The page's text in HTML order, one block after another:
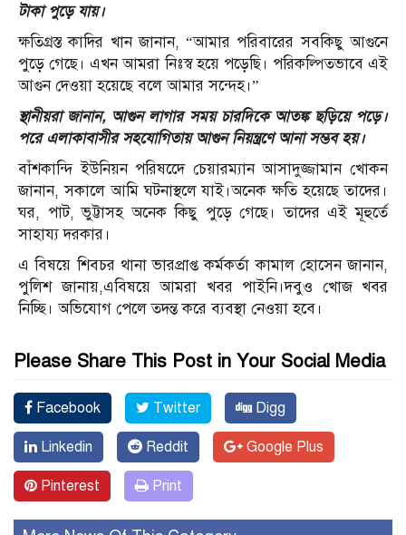
টাকা পুড়ে যায়।
ক্ষতিগ্রস্ত কাদির খান জানান, “আমার পরিবারের সবকিছু আগুনে
পুড়ে গেছে। এখন আমরা নিঃস্ব হয়ে পড়েছি। পরিকল্পিতভাবে এই
আগুন দেওয়া হয়েছে বলে আমার সন্দেহ।”
স্থানীয়রা জানান, আগুন লাগার সময় চারদিকে আতঙ্ক ছড়িয়ে পড়ে।
পরে এলাকাবাসীর সহযোগিতায় আগুন নিয়ন্ত্রণে আনা সম্ভব হয়।
বাঁশকান্দি ইউনিয়ন পরিষদেে চেয়ারম্যান আসাদুজ্জামান খোকন
জানান, সকালে আমি ঘটনাস্থলে যাই।অনেক ক্ষতি হয়েছে তাদের।
ঘর, পাট, ভুট্টাসহ অনেক কিছু পুড়ে গেছে। তাদের এই মূহুর্তে
সাহায্য দরকার।
এ বিষয়ে শিবচর থানা ভারপ্রাপ্ত কর্মকর্তা কামাল হোসেন জানান,
পুলিশ জানায়,এবিষয়ে আমরা খবর পাইনি।দবুও খোজ খবর
নিচ্ছি। অভিযোগ পেলে তদন্ত করে ব্যবস্থা নেওয়া হবে।
Please Share This Post in Your Social Media
Facebook Twitter Digg
Linkedin Reddit Google Plus
Pinterest Print